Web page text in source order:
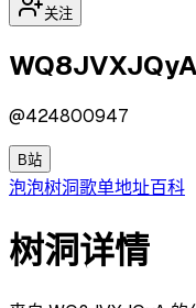
关注
WQ8JVXJQyA
@424800947
B站
泡泡树洞歌单地址百科
树洞详情